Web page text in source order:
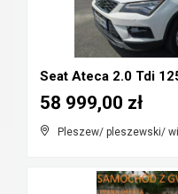
Seat Ateca 2.0 Tdi
Pleszew/ pleszewski/
58 999,00 zł